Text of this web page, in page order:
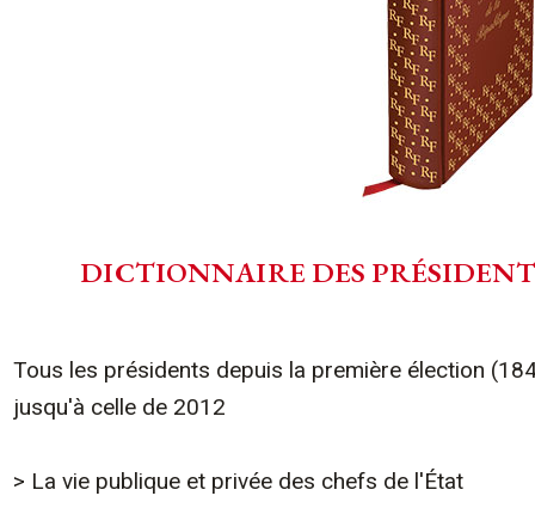
DICTIONNAIRE DES
Tous les présidents depuis la première élection
jusqu'à celle de 2012
> La vie publique et privée des chefs de l'État